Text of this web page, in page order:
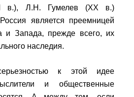
в.), Л.Н. Гумелев (XX в.)
является преемницей
и Запада, прежде всего, их
наследия.
к этой идее
и общественные